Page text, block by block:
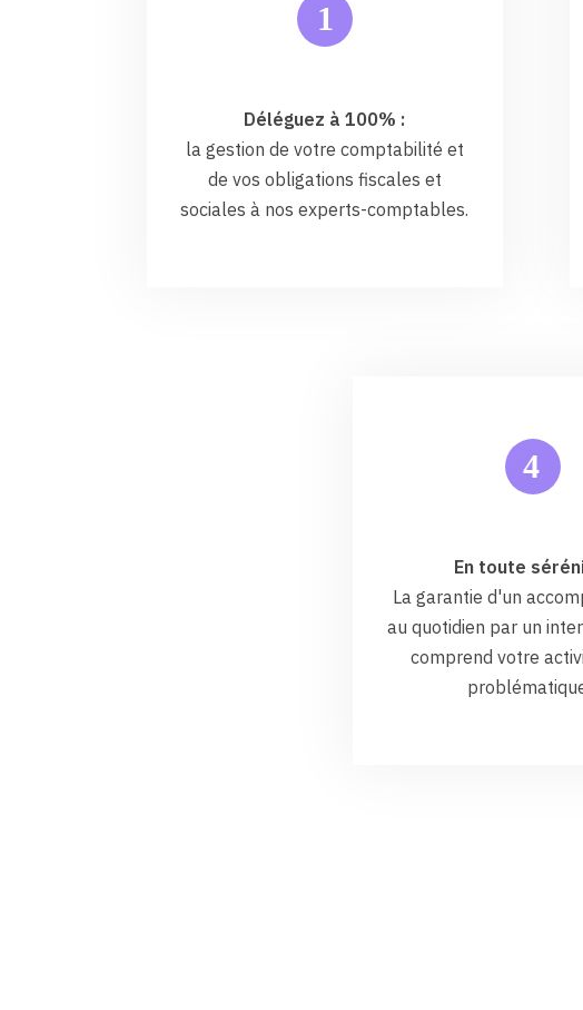
1
Déléguez à 100% :
la gestion de votre comptabilité et
de vos obligations fiscales et
sociales à nos experts-comptables.
4
En toute
La garantie d'un
au quotidien par un
comprend votre